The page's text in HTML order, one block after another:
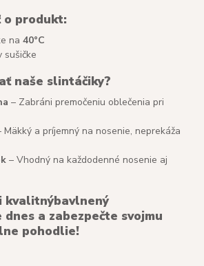
o produkt:
na 40°C
sušičke
naše slintáčiky?
– Zabráni premočeniu oblečenia pri
Mäkký a príjemný na nosenie, neprekáža
– Vhodný na každodenné nosenie aj
kvalitnýbavlnený
dnes a zabezpečte svojmu
pohodlie!